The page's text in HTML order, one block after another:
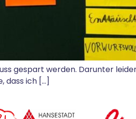
gespart werden. Darunter
dass ich […]